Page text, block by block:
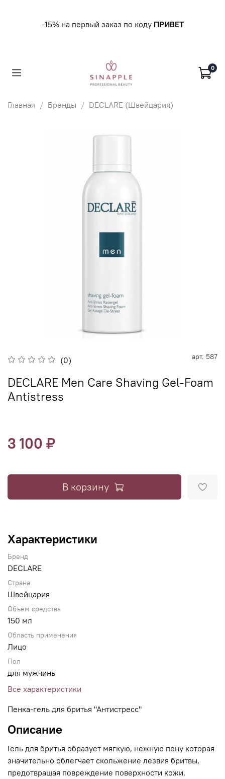
-15% на первый заказ по коду ПРИВЕТ
0
Главная Бренды DECLARE (Швейцария)
(0) арт. 587
DECLARE Men Care Shaving Gel-Foam
Antistress
3 100 ₽
В корзину
Характеристики
Бренд
DECLARE
Страна
Швейцария
Объём средства
150 мл
Область применения
Лицо
Пол
для мужчины
Все характеристики
Пенка-гель для бритья "Антиcтресс"
Описание
Гель для бритья образует мягкую, нежную пену которая
значительно облегчает скольжение лезвия бритвы,
предотвращая повреждение поверхности кожи.